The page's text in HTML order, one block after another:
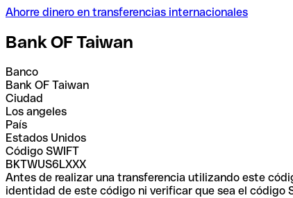
Ahorre dinero en transferencias internacionales
Bank OF Taiwan
Banco
Bank OF Taiwan
Ciudad
Los angeles
País
Estados Unidos
Código SWIFT
BKTWUS6LXXX
Antes de realizar una transferencia utilizando este
identidad de este código ni verificar que sea el código